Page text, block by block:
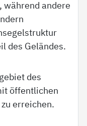
des
öffentlichen
erreichen.